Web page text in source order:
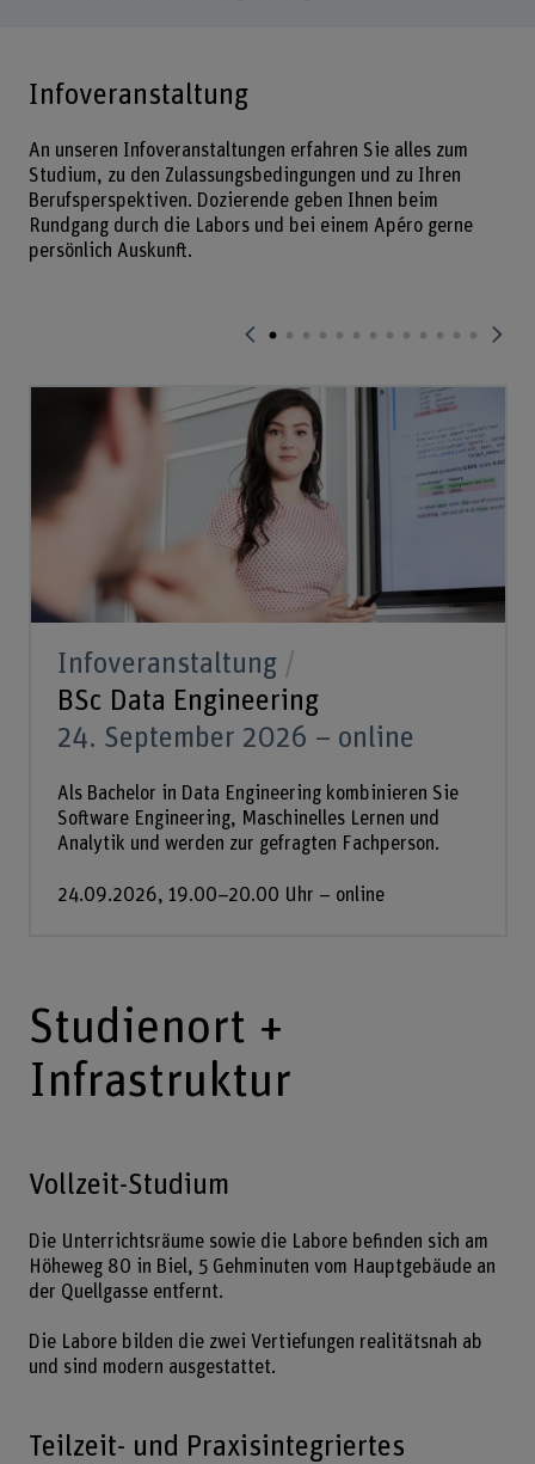
Infoveranstaltung
An unseren Infoveranstaltungen erfahren Sie alles zum
Studium, zu den Zulassungsbedingungen und zu Ihren
Berufsperspektiven. Dozierende geben Ihnen beim
Rundgang durch die Labors und bei einem Apéro gerne
persönlich Auskunft.
Infoveranstaltung
BSc Data Engineering
24. September 2026 – online
Als Bachelor in Data Engineering kombinieren Sie
Software Engineering, Maschinelles Lernen und
Analytik und werden zur gefragten Fachperson.
24.09.2026, 19.00–20.00 Uhr – online
Studienort +
Infrastruktur
Vollzeit-Studium
Die Unterrichtsräume sowie die Labore befinden sich am
Höheweg 80 in Biel, 5 Gehminuten vom Hauptgebäude an
der Quellgasse entfernt.
Die Labore bilden die zwei Vertiefungen realitätsnah ab
und sind modern ausgestattet.
Teilzeit- und Praxisintegriertes